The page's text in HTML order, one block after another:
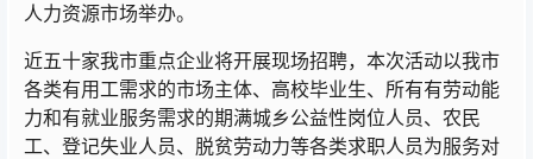
人力资源市场举办。
近五十家我市重点企业将开展现场招聘，本次活动以我市
各类有用工需求的市场主体、高校毕业生、所有有劳动能
力和有就业服务需求的期满城乡公益性岗位人员、农民
工、登记失业人员、脱贫劳动力等各类求职人员为服务对